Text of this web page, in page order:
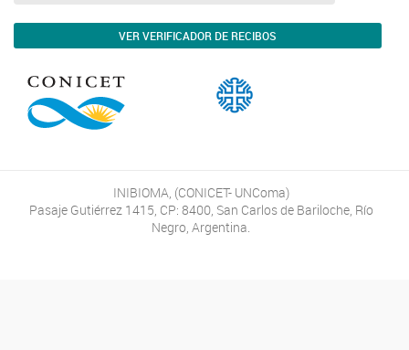
VER VERIFICADOR DE RECIBOS
INIBIOMA, (CONICET- UNComa)
Pasaje Gutiérrez 1415, CP: 8400, San Carlos de Bariloche, Río
Negro, Argentina.